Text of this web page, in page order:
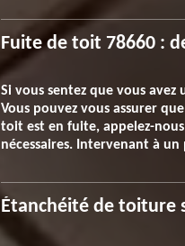
Fuite de toit 78660 :
Si vous sentez que vous
Vous pouvez vous assurer
toit est en fuite, appelez-
nécessaires. Intervenant à
Étanchéité de toiture